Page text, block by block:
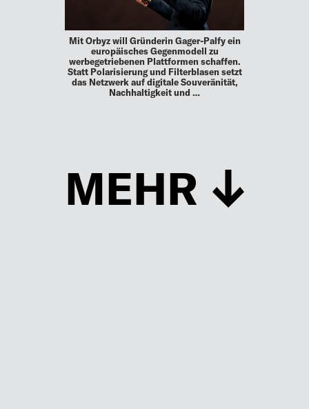
Mit Orbyz will Gründerin Gager-Palfy ein
europäisches Gegenmodell zu
werbegetriebenen Plattformen schaffen.
Statt Polarisierung und Filterblasen setzt
das Netzwerk auf digitale Souveränität,
Nachhaltigkeit und …
MEHR